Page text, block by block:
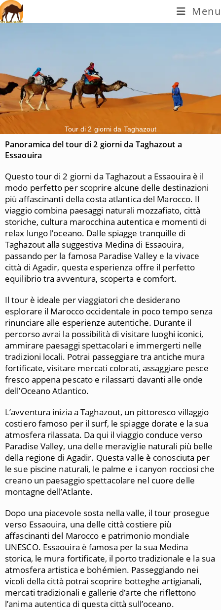
Menu
Tour di 2 giorni da Taghazout
Panoramica del tour di 2 giorni da Taghazout a
Essaouira
Questo tour di 2 giorni da Taghazout a Essaouira è il
modo perfetto per scoprire alcune delle destinazioni
più affascinanti della costa atlantica del Marocco. Il
viaggio combina paesaggi naturali mozzafiato, città
storiche, cultura marocchina autentica e momenti di
relax lungo l’oceano. Dalle spiagge tranquille di
Taghazout alla suggestiva Medina di Essaouira,
passando per la famosa Paradise Valley e la vivace
città di Agadir, questa esperienza offre il perfetto
equilibrio tra avventura, scoperta e comfort.
Il tour è ideale per viaggiatori che desiderano
esplorare il Marocco occidentale in poco tempo senza
rinunciare alle esperienze autentiche. Durante il
percorso avrai la possibilità di visitare luoghi iconici,
ammirare paesaggi spettacolari e immergerti nelle
tradizioni locali. Potrai passeggiare tra antiche mura
fortificate, visitare mercati colorati, assaggiare pesce
fresco appena pescato e rilassarti davanti alle onde
dell’Oceano Atlantico.
L’avventura inizia aTaghazout, un pittoresco villaggio
costiero famoso per il surf, le spiagge dorate e la sua
atmosfera rilassata. Da qui il viaggio conduce verso
Paradise Valley, una delle meraviglie naturali più belle
della regione di Agadir. Questa valle è conosciuta per
le sue piscine naturali, le palme e i canyon rocciosi che
creano un paesaggio spettacolare nel cuore delle
montagne dell’Atlante.
Dopo una piacevole sosta nella valle, il tour prosegue
verso Essaouira, una delle città costiere più
affascinanti del Marocco e patrimonio mondiale
UNESCO. Essaouira è famosa per la sua Medina
storica, le mura fortificate, il porto tradizionale e la sua
atmosfera artistica e bohémien. Passeggiando nei
vicoli della città potrai scoprire botteghe artigianali,
mercati tradizionali e gallerie d’arte che riflettono
l’anima autentica di questa città sull’oceano.